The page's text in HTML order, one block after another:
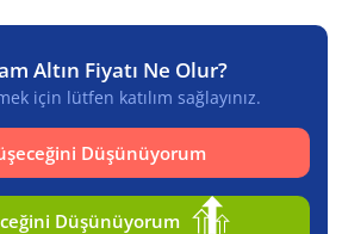
Altın Fiyatı Ne Olur?
için lütfen katılım sağlayınız.
Düşünüyorum
Düşünüyorum